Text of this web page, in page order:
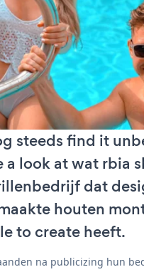
steeds find it
a look at wat rbia
dat
houten
to create heeft.
na publicizing hun